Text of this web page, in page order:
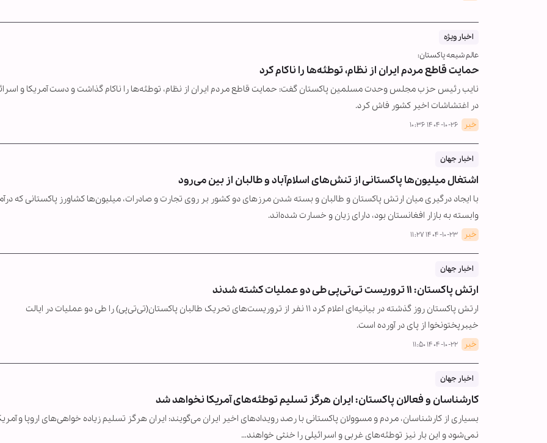
اخبار ویژه
عالم شیعه پاکستان:
حمایت قاطع مردم ایران از نظام، توطئه‌ها را ناکام کرد
نایب رئیس حزب مجلس وحدت مسلمین پاکستان گفت: حمایت قاطع مردم ایران از نظام، توطئه‌ها را ناکام گذاشت و دست آمریکا و
در اغتشاشات اخیر کشور فاش کرد.
خبر ۱۴۰۴-۱۰-۲۶ ۱۰:۳۶
اخبار جهان
اشتغال میلیون‌ها پاکستانی از تنش‌های اسلام‌آباد و طالبان از بین می‌رود
با ایجاد درگیری میان ارتش پاکستان و طالبان و بسته شدن مرزهای دو کشور بر روی تجارت و صادرات، میلیون‌ها کشاورز پاکستانی که
وابسته به بازار افغانستان بود، دارای زیان و خسارت شده‌اند.
خبر ۱۴۰۴-۱۰-۲۳ ۱۱:۲۷
اخبار جهان
ارتش پاکستان: ۱۱ تروریست تی‌تی‌پی طی دو عملیات کشته شدند
ارتش پاکستان روز گذشته در بیانیه‌ای اعلام کرد ۱۱ نفر از تروریست‌های تحریک طالبان پاکستان(تی‌تی‌پی) را طی دو عملیات در ایالت
خیبرپختونخوا از پای در آورده است.
خبر ۱۴۰۴-۱۰-۲۲ ۱۱:۵۰
اخبار جهان
کارشناسان و فعالان پاکستان: ایران هرگز تسلیم توطئه‌های آمریکا نخواهد شد
بسیاری از کارشناسان، مردم و مسوولان پاکستانی با رصد رویدادهای اخیر ایران می‌گویند: ایران هرگز تسلیم زیاده خواهی‌های اروپا و
نمی‌شود و این بار نیز توطئه‌های غربی و اسرائیلی را خنثی خواهند…